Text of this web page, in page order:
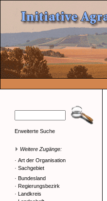
Erweiterte Suche
Weitere Zugänge:
· Art der Organisation
· Sachgebiet
· Bundesland
· Regierungsbezirk
· Landkreis